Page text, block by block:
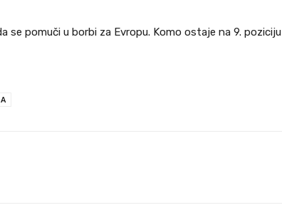
se pomuči u borbi za Evropu. Komo ostaje na 9. poziciju